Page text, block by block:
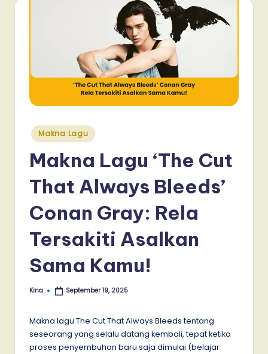
Posted
in
Makna Lagu
Makna Lagu ‘The Cut
That Always Bleeds’
Conan Gray: Rela
Tersakiti Asalkan
Sama Kamu!
Posted
Kina September 19, 2025
Makna lagu The Cut That Always Bleeds tentang
seseorang yang selalu datang kembali, tepat ketika
proses penyembuhan baru saja dimulai (belajar